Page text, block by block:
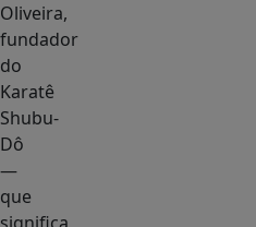
Oliveira,
fundador
do
Karatê
Shubu-
Dô
—
que